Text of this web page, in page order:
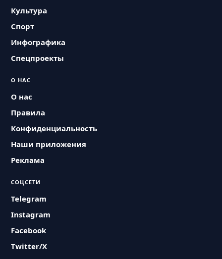
Культура
Спорт
Инфографика
Спецпроекты
О НАС
О нас
Правила
Конфиденциальность
Наши приложения
Реклама
СОЦСЕТИ
Telegram
Instagram
Facebook
Twitter/X